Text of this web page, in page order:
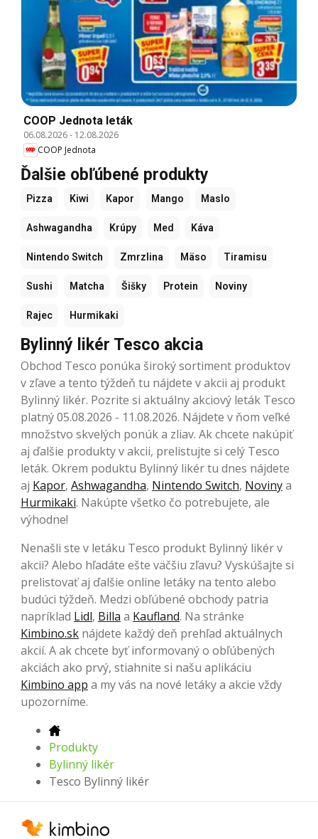
COOP Jednota leták
06.08.2026- 12.08.2026
COOP Jednota
Ďalšie obľúbené produkty
Pizza Kiwi Kapor Mango Maslo
Ashwagandha Krúpy Med Káva
Nintendo Switch Zmrzlina Mäso Tiramisu
Sushi Matcha Šišky Protein Noviny
Rajec Hurmikaki
Bylinný likér Tesco akcia
Obchod Tesco ponúka široký sortiment produktov
v zľave a tento týždeň tu nájdete v akcii aj produkt
Bylinný likér. Pozrite si aktuálny akciový leták Tesco
platný 05.08.2026 - 11.08.2026. Nájdete v ňom veľké
množstvo skvelých ponúk a zliav. Ak chcete nakúpiť
aj ďalšie produkty v akcii, prelistujte si celý Tesco
leták. Okrem poduktu Bylinný likér tu dnes nájdete
aj Kapor, Ashwagandha, Nintendo Switch, Novinya
Hurmikaki. Nakúpte všetko čo potrebujete, ale
výhodne!
Nenašli ste v letáku Tesco produkt Bylinný likér v
akcii? Alebo hľadáte ešte väčšiu zľavu? Vyskúšajte si
prelistovať aj ďalšie online letáky na tento alebo
budúci týždeň. Medzi obľúbené obchody patria
napríklad Lidl, Billa a Kaufland. Na stránke
Kimbino.sk nájdete každý deň prehľad aktuálnych
akcií. A ak chcete byť informovaný o obľúbených
akciách ako prvý, stiahnite si našu aplikáciu
Kimbino app a my vás na nové letáky a akcie vždy
upozorníme.
Produkty
Bylinný likér
Tesco Bylinný likér